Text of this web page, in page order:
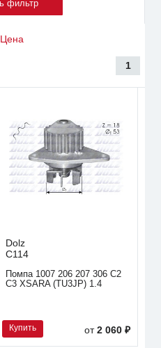
Цена
1
Dolz
C114
Помпа 1007 206 207 306 C2
C3 XSARA (TU3JP) 1.4
Купить от2 060 ₽